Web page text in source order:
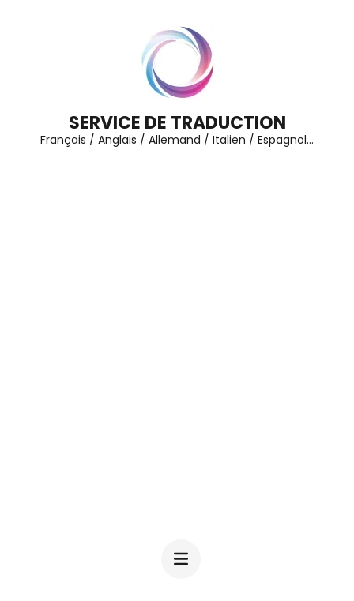
SERVICE DE TRADUCTION
Français / Anglais / Allemand / Italien / Espagnol…